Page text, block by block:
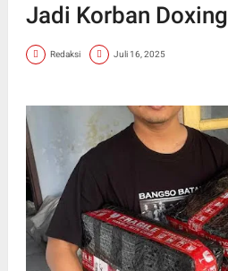
Jadi Korban Doxing
Redaksi Juli 16, 2025